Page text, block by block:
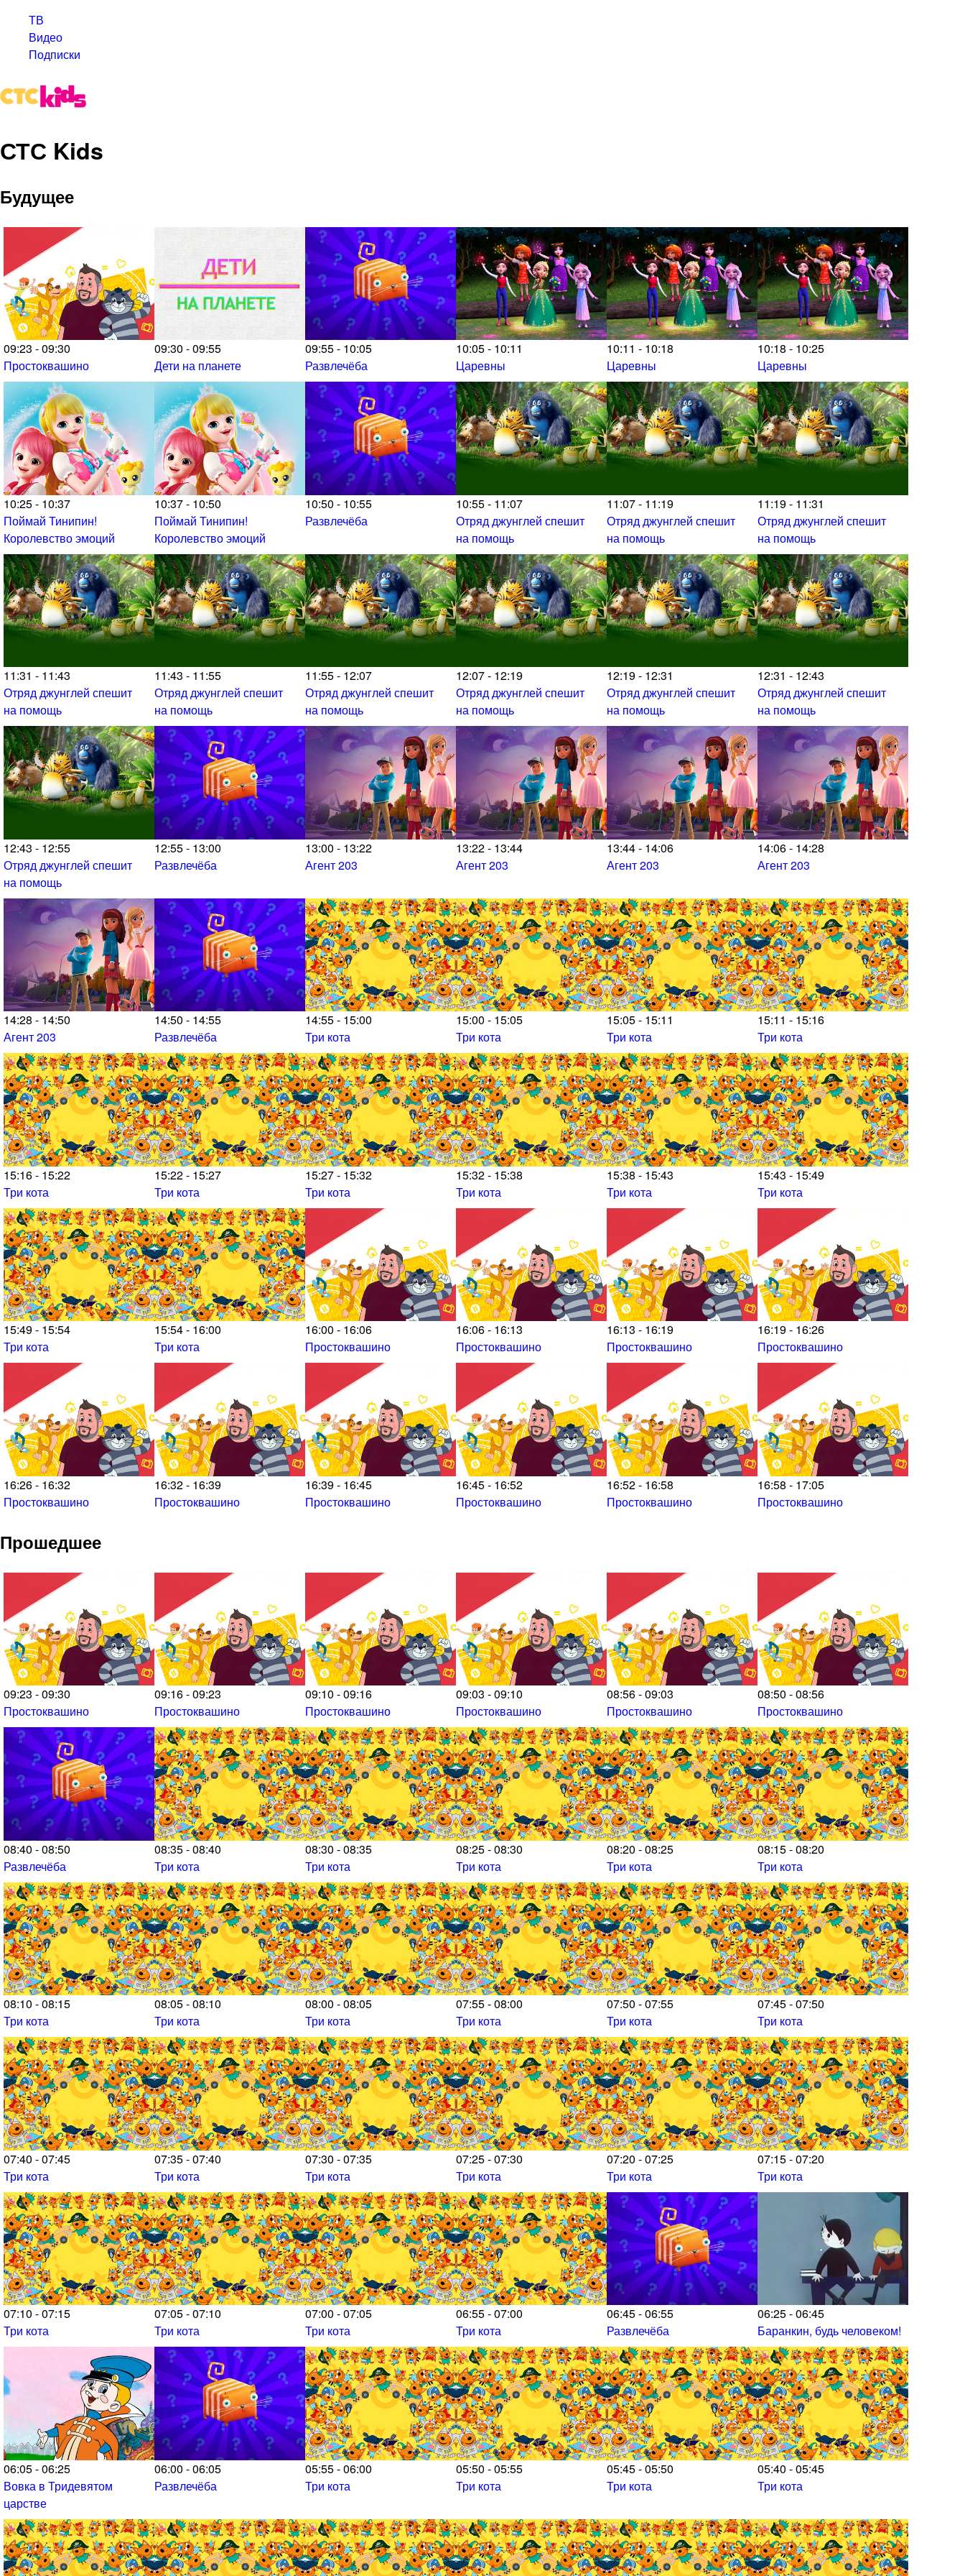
ТВ
Видео
Подписки
СТС Kids
Будущее
09:23 - 09:30
Простоквашино
09:30 - 09:55
Дети на планете
09:55 - 10:05
Развлечёба
10:05 - 10:11
Царевны
10:11 - 10:18
Царевны
10:18 - 10:25
Царевны
10:25 - 10:37
Поймай Тинипин!
Королевство эмоций
10:37 - 10:50
Поймай Тинипин!
Королевство эмоций
10:50 - 10:55
Развлечёба
10:55 - 11:07
Отряд джунглей спешит
на помощь
11:07 - 11:19
Отряд джунглей спешит
на помощь
11:19 - 11:31
Отряд джунглей спешит
на помощь
11:31 - 11:43
Отряд джунглей спешит
на помощь
11:43 - 11:55
Отряд джунглей спешит
на помощь
11:55 - 12:07
Отряд джунглей спешит
на помощь
12:07 - 12:19
Отряд джунглей спешит
на помощь
12:19 - 12:31
Отряд джунглей спешит
на помощь
12:31 - 12:43
Отряд джунглей спешит
на помощь
12:43 - 12:55
Отряд джунглей спешит
на помощь
12:55 - 13:00
Развлечёба
13:00 - 13:22
Агент 203
13:22 - 13:44
Агент 203
13:44 - 14:06
Агент 203
14:06 - 14:28
Агент 203
14:28 - 14:50
Агент 203
14:50 - 14:55
Развлечёба
14:55 - 15:00
Три кота
15:00 - 15:05
Три кота
15:05 - 15:11
Три кота
15:11 - 15:16
Три кота
15:16 - 15:22
Три кота
15:22 - 15:27
Три кота
15:27 - 15:32
Три кота
15:32 - 15:38
Три кота
15:38 - 15:43
Три кота
15:43 - 15:49
Три кота
15:49 - 15:54
Три кота
15:54 - 16:00
Три кота
16:00 - 16:06
Простоквашино
16:06 - 16:13
Простоквашино
16:13 - 16:19
Простоквашино
16:19 - 16:26
Простоквашино
16:26 - 16:32
Простоквашино
16:32 - 16:39
Простоквашино
16:39 - 16:45
Простоквашино
16:45 - 16:52
Простоквашино
16:52 - 16:58
Простоквашино
16:58 - 17:05
Простоквашино
Прошедшее
09:23 - 09:30
Простоквашино
09:16 - 09:23
Простоквашино
09:10 - 09:16
Простоквашино
09:03 - 09:10
Простоквашино
08:56 - 09:03
Простоквашино
08:50 - 08:56
Простоквашино
08:40 - 08:50
Развлечёба
08:35 - 08:40
Три кота
08:30 - 08:35
Три кота
08:25 - 08:30
Три кота
08:20 - 08:25
Три кота
08:15 - 08:20
Три кота
08:10 - 08:15
Три кота
08:05 - 08:10
Три кота
08:00 - 08:05
Три кота
07:55 - 08:00
Три кота
07:50 - 07:55
Три кота
07:45 - 07:50
Три кота
07:40 - 07:45
Три кота
07:35 - 07:40
Три кота
07:30 - 07:35
Три кота
07:25 - 07:30
Три кота
07:20 - 07:25
Три кота
07:15 - 07:20
Три кота
07:10 - 07:15
Три кота
07:05 - 07:10
Три кота
07:00 - 07:05
Три кота
06:55 - 07:00
Три кота
06:45 - 06:55
Развлечёба
06:25 - 06:45
Баранкин, будь человеком!
06:05 - 06:25
Вовка в Тридевятом
царстве
06:00 - 06:05
Развлечёба
05:55 - 06:00
Три кота
05:50 - 05:55
Три кота
05:45 - 05:50
Три кота
05:40 - 05:45
Три кота